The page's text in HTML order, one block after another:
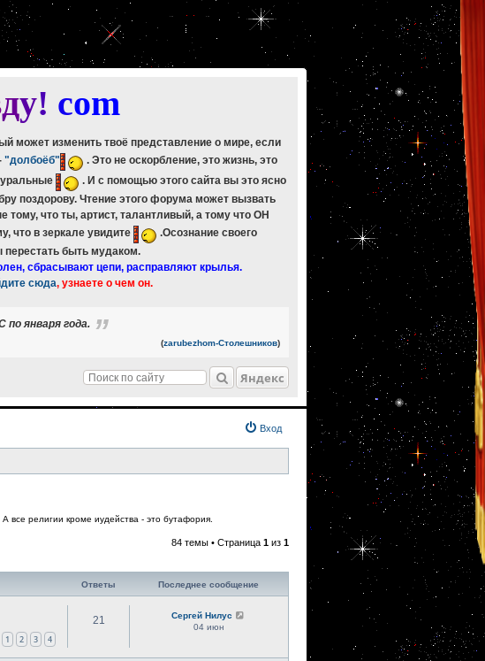
ду! com
может изменить твоё представление о мире, если
"долбоёб"
. Это не оскорбление, это жизнь, это
. И с помощью этого сайта вы это ясно
поздорову. Чтение этого форума может вызвать
что ты, артист, талантливый, а тому что ОН
что в зеркале увидите
.Осознание своего
перестать быть мудаком.
сбрасывают цепи, расправляют крылья.
сюда, узнаете о чем он.
по января года.
(zarubezhom-Столешников)
Яндекс
Вход
все религии кроме иудейства - это бутафория.
84 темы • Страница 1 из 1
Ответы Последнее сообщение
1 2 3 4
21
Сергей Нилус
04 июн